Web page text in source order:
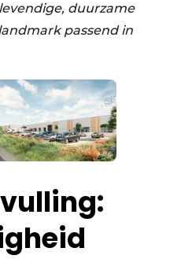
duurzame
passend in